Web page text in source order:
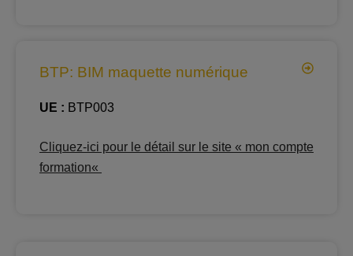
BTP: BIM maquette numérique
UE : BTP003
Cliquez-ici pour le détail sur le site « mon compte
formation«